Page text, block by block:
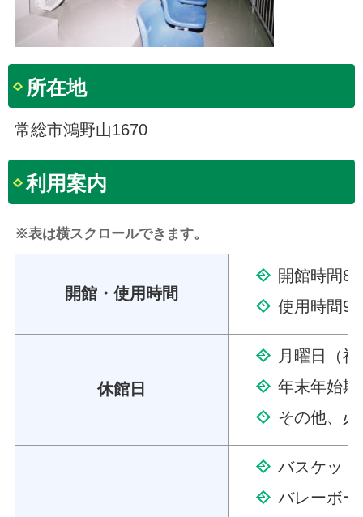
所在地
常総市鴻野山1670
利用案内
※表は横スクロールできます。
開館・使用時間
開館時間8
使用時間9
休館日
月曜日（
年末年始
その他、
バスケッ
バレーボー